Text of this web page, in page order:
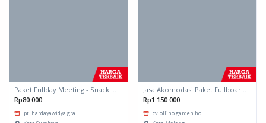
Rp80.000
pt. hardayawidya gra...
Rp1.150.000
cv. ollino garden ho...